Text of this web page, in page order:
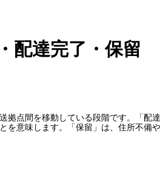
配達完了・保留
拠点間を移動している段階です。「配
を意味します。「保留」は、住所不備